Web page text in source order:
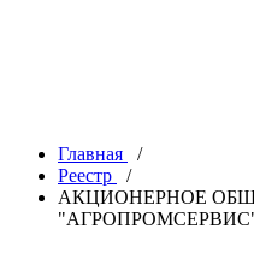
Главная
/
Реестр
/
АКЦИОНЕРНОЕ